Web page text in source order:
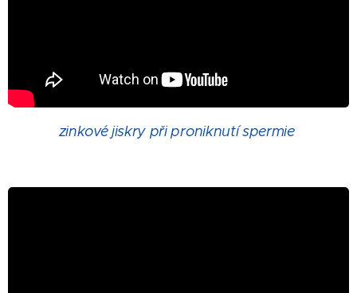
zinkové jiskry při proniknutí spermie